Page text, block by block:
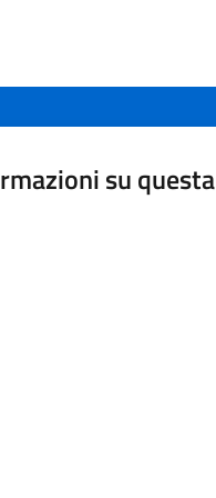
su questa